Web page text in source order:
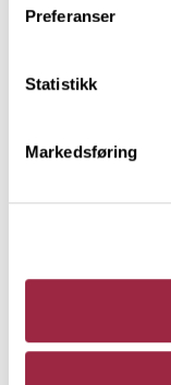
Preferanser
Statistikk
Markedsføring
17 x 56 x fallende